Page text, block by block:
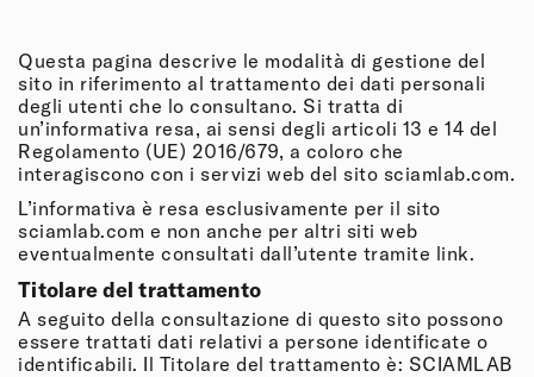
Questa pagina descrive le modalità di gestione del
sito in riferimento al trattamento dei dati personali
degli utenti che lo consultano. Si tratta di
un’informativa resa, ai sensi degli articoli 13 e 14 del
Regolamento (UE) 2016/679, a coloro che
interagiscono con i servizi web del sito sciamlab.com.
L’informativa è resa esclusivamente per il sito
sciamlab.com e non anche per altri siti web
eventualmente consultati dall’utente tramite link.
Titolare del trattamento
A seguito della consultazione di questo sito possono
essere trattati dati relativi a persone identificate o
identificabili. Il Titolare del trattamento è: SCIAMLAB